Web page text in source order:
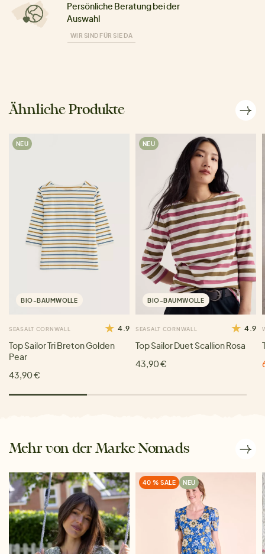
Persönliche Beratung bei der
Auswahl
WIR SIND FÜR SIE DA
Ähnliche Produkte
NEU
BIO-BAUMWOLLE
SEASALT CORNWALL 4.9
Top Sailor Tri Breton Golden
Pear
43,90 €
NEU
BIO-BAUMWOLLE
SEASALT CORNWALL 4.9
Top Sailor Duet Scallion Rosa
43,90 €
Mehr von der Marke Nomads
40 % SALE NEU